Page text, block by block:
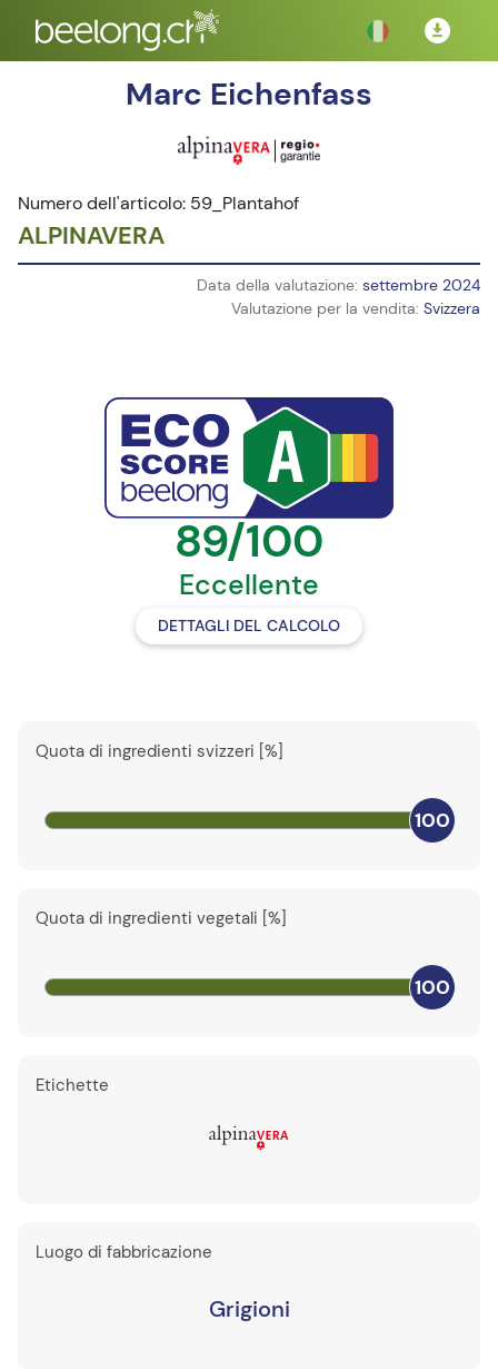
Marc Eichenfass
Numero dell'articolo: 59_Plantahof
ALPINAVERA
Data della valutazione: settembre 2024
Valutazione per la vendita: Svizzera
89/100
Eccellente
DETTAGLI DEL CALCOLO
Quota di ingredienti svizzeri [%]
100
Quota di ingredienti vegetali [%]
100
Etichette
Luogo di fabbricazione
Grigioni